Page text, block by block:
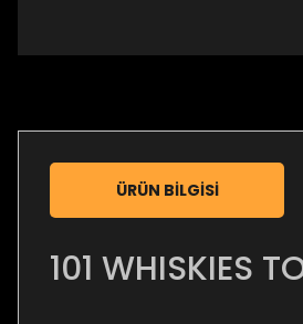
ÜRÜN BILGISI
101 WHISKIES